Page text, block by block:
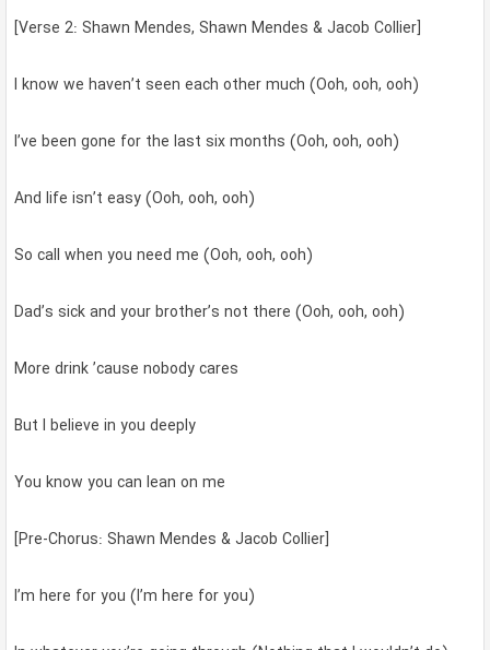
[Verse 2: Shawn Mendes, Shawn Mendes & Jacob Collier]
I know we haven’t seen each other much (Ooh, ooh, ooh)
I’ve been gone for the last six months (Ooh, ooh, ooh)
And life isn’t easy (Ooh, ooh, ooh)
So call when you need me (Ooh, ooh, ooh)
Dad’s sick and your brother’s not there (Ooh, ooh, ooh)
More drink ’cause nobody cares
But I believe in you deeply
You know you can lean on me
[Pre-Chorus: Shawn Mendes & Jacob Collier]
I’m here for you (I’m here for you)